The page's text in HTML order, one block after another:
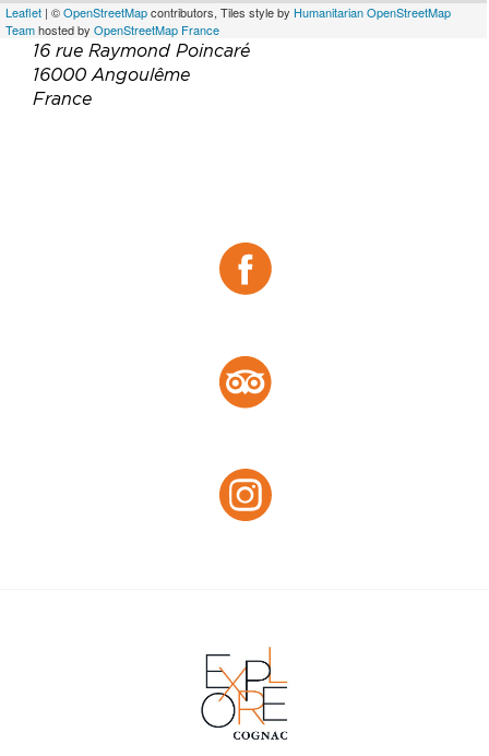
Leaflet | ©OpenStreetMapcontributors, Tiles style by Humanitarian OpenStreetMap
Teamhosted by OpenStreetMap France
16 rue Raymond Poincaré
16000 Angoulême
France